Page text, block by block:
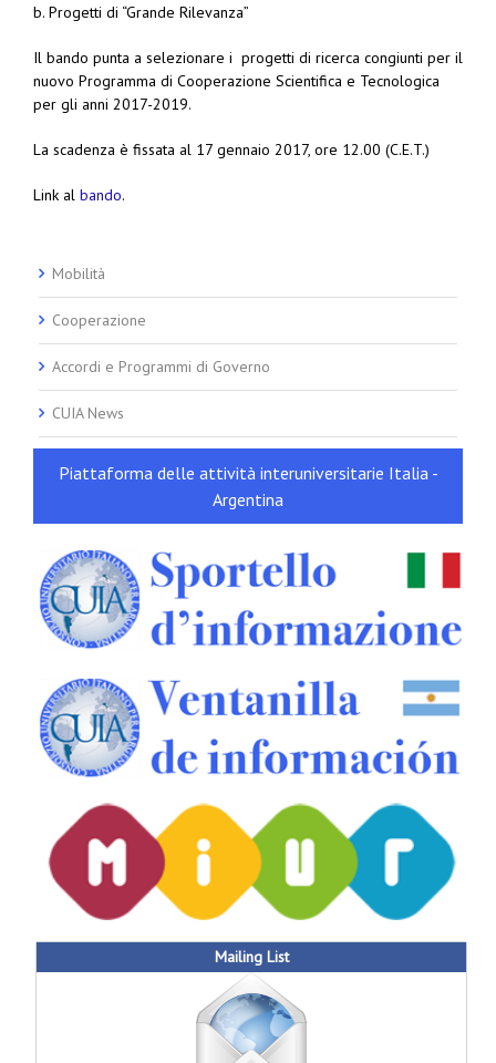
b. Progetti di “Grande Rilevanza”
Il bando punta a selezionare i progetti di ricerca congiunti per il
nuovo Programma di Cooperazione Scientifica e Tecnologica
per gli anni 2017-2019.
La scadenza è fissata al 17 gennaio 2017, ore 12.00 (C.E.T.)
Link al bando.
Mobilità
Cooperazione
Accordi e Programmi di Governo
CUIA News
Piattaforma delle attività interuniversitarie Italia -
Argentina
Mailing List